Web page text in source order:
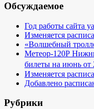
Обсуждаемое
Год работы сайта
Изменяется
«Волшебный
Метеор-120Р
билеты на июнь от
Изменяется
Добавлено
Рубрики